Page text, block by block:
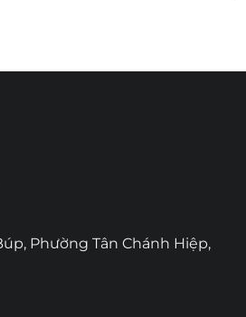
Phường Tân Chánh Hiệp,